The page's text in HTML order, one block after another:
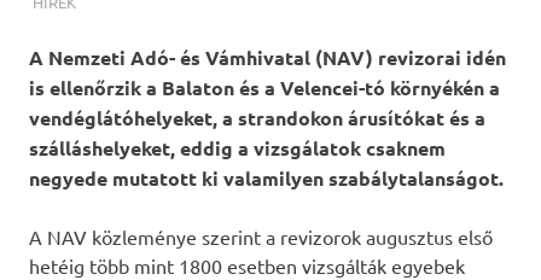
A Nemzeti Adó- és Vámhivatal (NAV) revizorai idén
is ellenőrzik a Balaton és a Velencei-tó környékén a
vendéglátóhelyeket, a strandokon árusítókat és a
szálláshelyeket, eddig a vizsgálatok csaknem
negyede mutatott ki valamilyen szabálytalanságot.
A NAV közleménye szerint a revizorok augusztus első
hetéig több mint 1800 esetben vizsgálták egyebek